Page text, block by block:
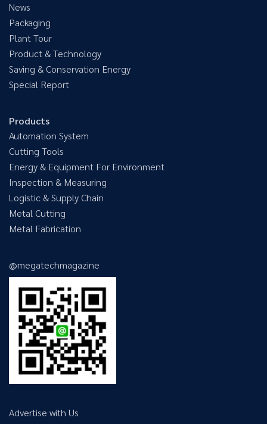
News
Packaging
Plant Tour
Product & Technology
Saving & Conservation Energy
Special Report
Products
Automation System
Cutting Tools
Energy & Equipment For Environment
Inspection & Measuring
Logistic & Supply Chain
Metal Cutting
Metal Fabrication
@megatechmagazine
Advertise with Us